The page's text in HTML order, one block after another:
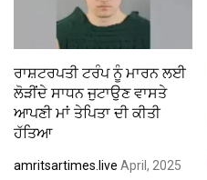
ਰਾਸ਼ਟਰਪਤੀ ਟਰੰਪ ਨੂੰ ਮਾਰਨ ਲਈ
ਲੋੜੀਂਦੇ ਸਾਧਨ ਜੁਟਾਉਣ ਵਾਸਤੇ
ਆਪਣੀ ਮਾਂ ਤੇਪਿਤਾ ਦੀ ਕੀਤੀ
ਹੱਤਿਆ
amritsartimes.live April, 2025